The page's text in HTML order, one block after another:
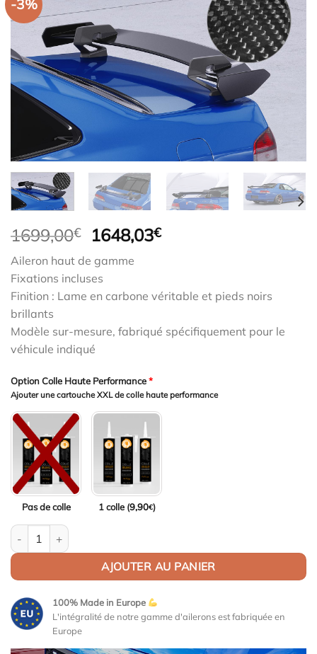
-3%
1699,00€
Le
initial
était :
1699,00€.
1648,03€Le
1648,03€.
Aileron haut de gamme
Fixations incluses
Finition : Lame en carbone véritable et pieds noirs
brillants
Modèle sur-mesure, fabriqué spécifiquement pour le
véhicule indiqué
Option Colle Haute Performance*
Ajouter une cartouche XXL de colle haute performance
Pas de colle 1 colle (9,90€)
quantité de Aileron Col de cygne V1 pour Honda Prelude V
AJOUTER AU PANIER
100% Made in Europe
L'intégralité de notre gamme d'ailerons est fabriquée en
Europe